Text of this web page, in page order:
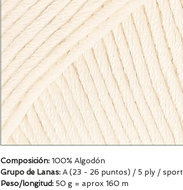
Composición: 100% Algodón
Grupo de Lanas: A (23 - 26 puntos) / 5 ply / sport
Peso/longitud: 50 g = aprox 160 m